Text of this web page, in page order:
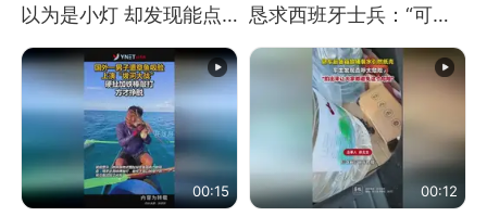
以为是小灯 却发现能点
处理
恳求西班牙士兵：“可不
00:15 00:12